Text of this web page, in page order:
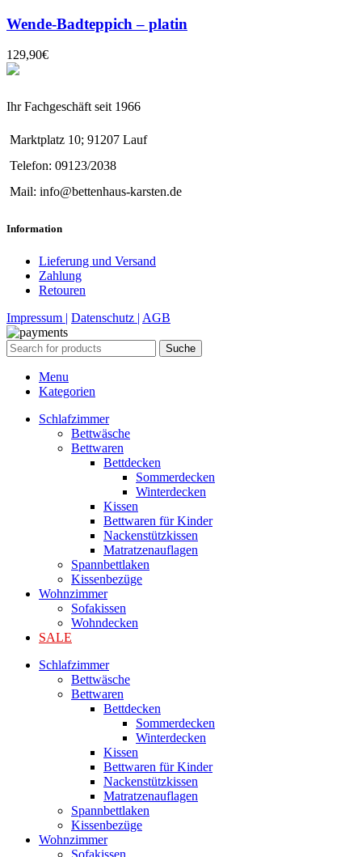
Wende-Badteppich – platin
129,90€
Ihr Fachgeschäft seit 1966
Marktplatz 10; 91207 Lauf
Telefon: 09123/2038
Mail: info@bettenhaus-karsten.de
Information
Lieferung und Versand
Zahlung
Retouren
Impressum | Datenschutz | AGB
Suche
Menu
Kategorien
Schlafzimmer
Bettwäsche
Bettwaren
Bettdecken
Sommerdecken
Winterdecken
Kissen
Bettwaren für Kinder
Nackenstützkissen
Matratzenauflagen
Spannbettlaken
Kissenbezüge
Wohnzimmer
Sofakissen
Wohndecken
SALE
Schlafzimmer
Bettwäsche
Bettwaren
Bettdecken
Sommerdecken
Winterdecken
Kissen
Bettwaren für Kinder
Nackenstützkissen
Matratzenauflagen
Spannbettlaken
Kissenbezüge
Wohnzimmer
Sofakissen